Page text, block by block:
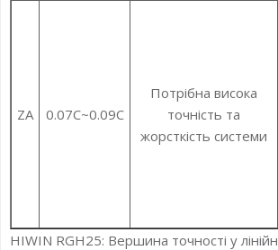
ZA 0.07C~0.09C
Потрібна висока
точність та
жорсткість системи
HIWIN RGH25: Вершина точності у